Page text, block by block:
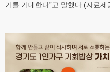
기를 기대한다”고 말했다.(자료